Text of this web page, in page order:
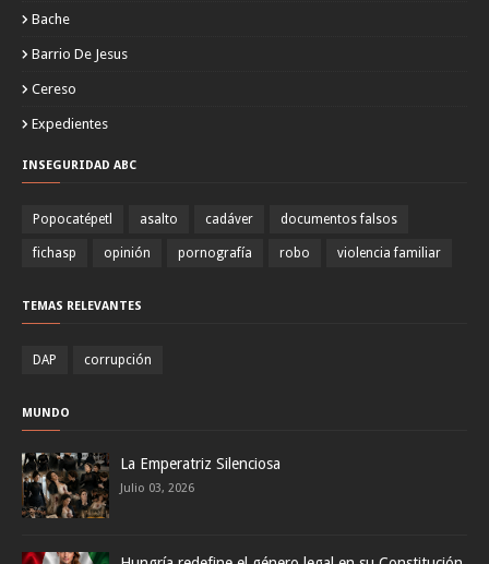
Bache
Barrio De Jesus
Cereso
Expedientes
INSEGURIDAD ABC
Popocatépetl asalto cadáver documentos falsos
fichasp opinión pornografía robo violencia familiar
TEMAS RELEVANTES
DAP corrupción
MUNDO
La Emperatriz Silenciosa
Julio 03, 2026